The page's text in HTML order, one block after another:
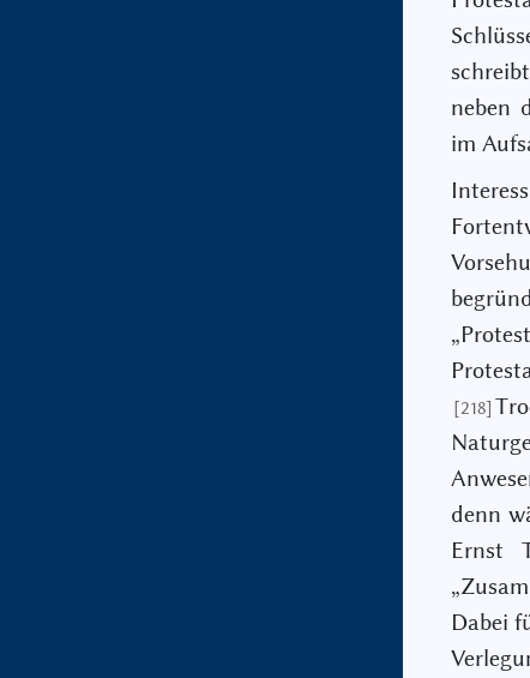
neben
im
[218]
denn
Ernst
Dabei